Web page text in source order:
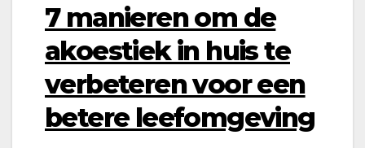
7 manieren om de
akoestiek in huis te
verbeteren voor een
betere leefomgeving